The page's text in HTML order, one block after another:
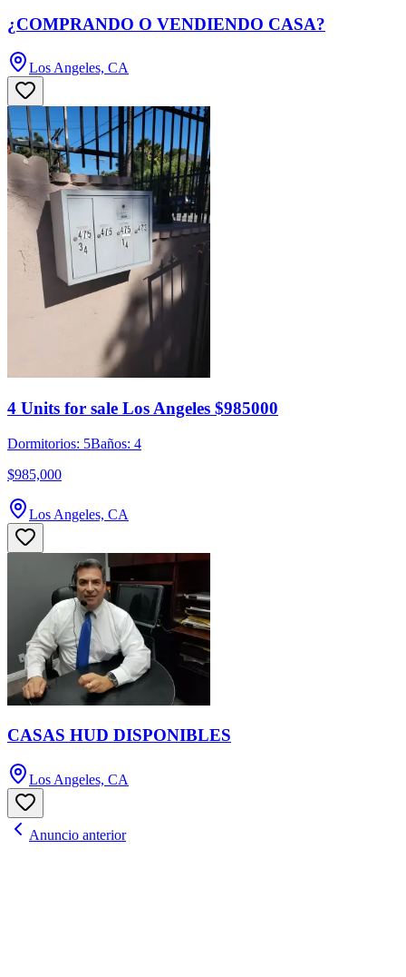
¿COMPRANDO O VENDIENDO CASA?
Los Angeles, CA
4 Units for sale Los Angeles $985000
Dormitorios: 5Baños: 4
$985,000
Los Angeles, CA
CASAS HUD DISPONIBLES
Los Angeles, CA
Anuncio anterior